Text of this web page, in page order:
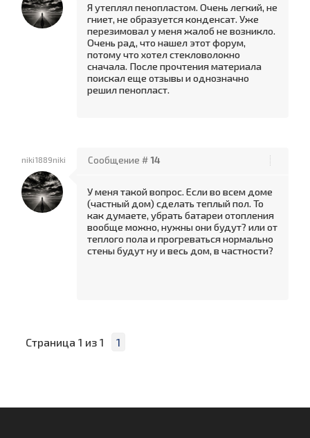
Я утеплял пенопластом. Очень легкий, не
гниет, не образуется конденсат. Уже
перезимовал у меня жалоб не возникло.
Очень рад, что нашел этот форум,
потому что хотел стекловолокно
сначала. После прочтения материала
поискал еще отзывы и однозначно
решил пенопласт.
niki1889niki Сообщение #14
У меня такой вопрос. Если во всем доме
(частный дом) сделать теплый пол. То
как думаете, убрать батареи отопления
вообще можно, нужны они будут? или от
теплого пола и прогреваться нормально
стены будут ну и весь дом, в частности?
Страница 1 из 1 1